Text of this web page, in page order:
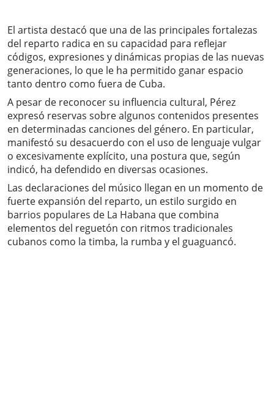
El artista destacó que una de las principales fortalezas
del reparto radica en su capacidad para reflejar
códigos, expresiones y dinámicas propias de las nuevas
generaciones, lo que le ha permitido ganar espacio
tanto dentro como fuera de Cuba.
A pesar de reconocer su influencia cultural, Pérez
expresó reservas sobre algunos contenidos presentes
en determinadas canciones del género. En particular,
manifestó su desacuerdo con el uso de lenguaje vulgar
o excesivamente explícito, una postura que, según
indicó, ha defendido en diversas ocasiones.
Las declaraciones del músico llegan en un momento de
fuerte expansión del reparto, un estilo surgido en
barrios populares de La Habana que combina
elementos del reguetón con ritmos tradicionales
cubanos como la timba, la rumba y el guaguancó.